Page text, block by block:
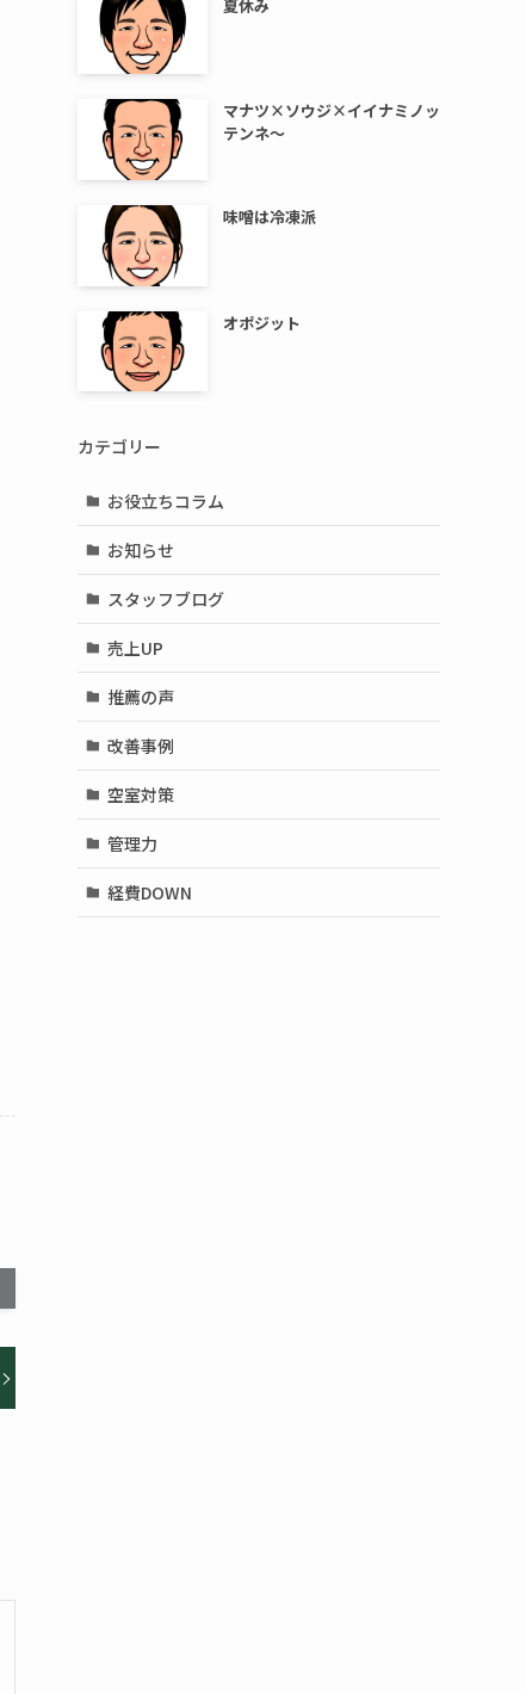
夏休み
マナツ×ソウジ×イイナミノッ
テンネ～
味噌は冷凍派
オポジット
カテゴリー
お役立ちコラム
お知らせ
スタッフブログ
売上UP
推薦の声
改善事例
空室対策
管理力
経費DOWN